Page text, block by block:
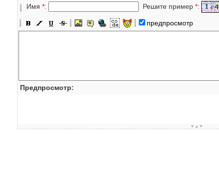
Имя *: Решите пример *:
предпросмотр
Предпросмотр:
▼▲▼